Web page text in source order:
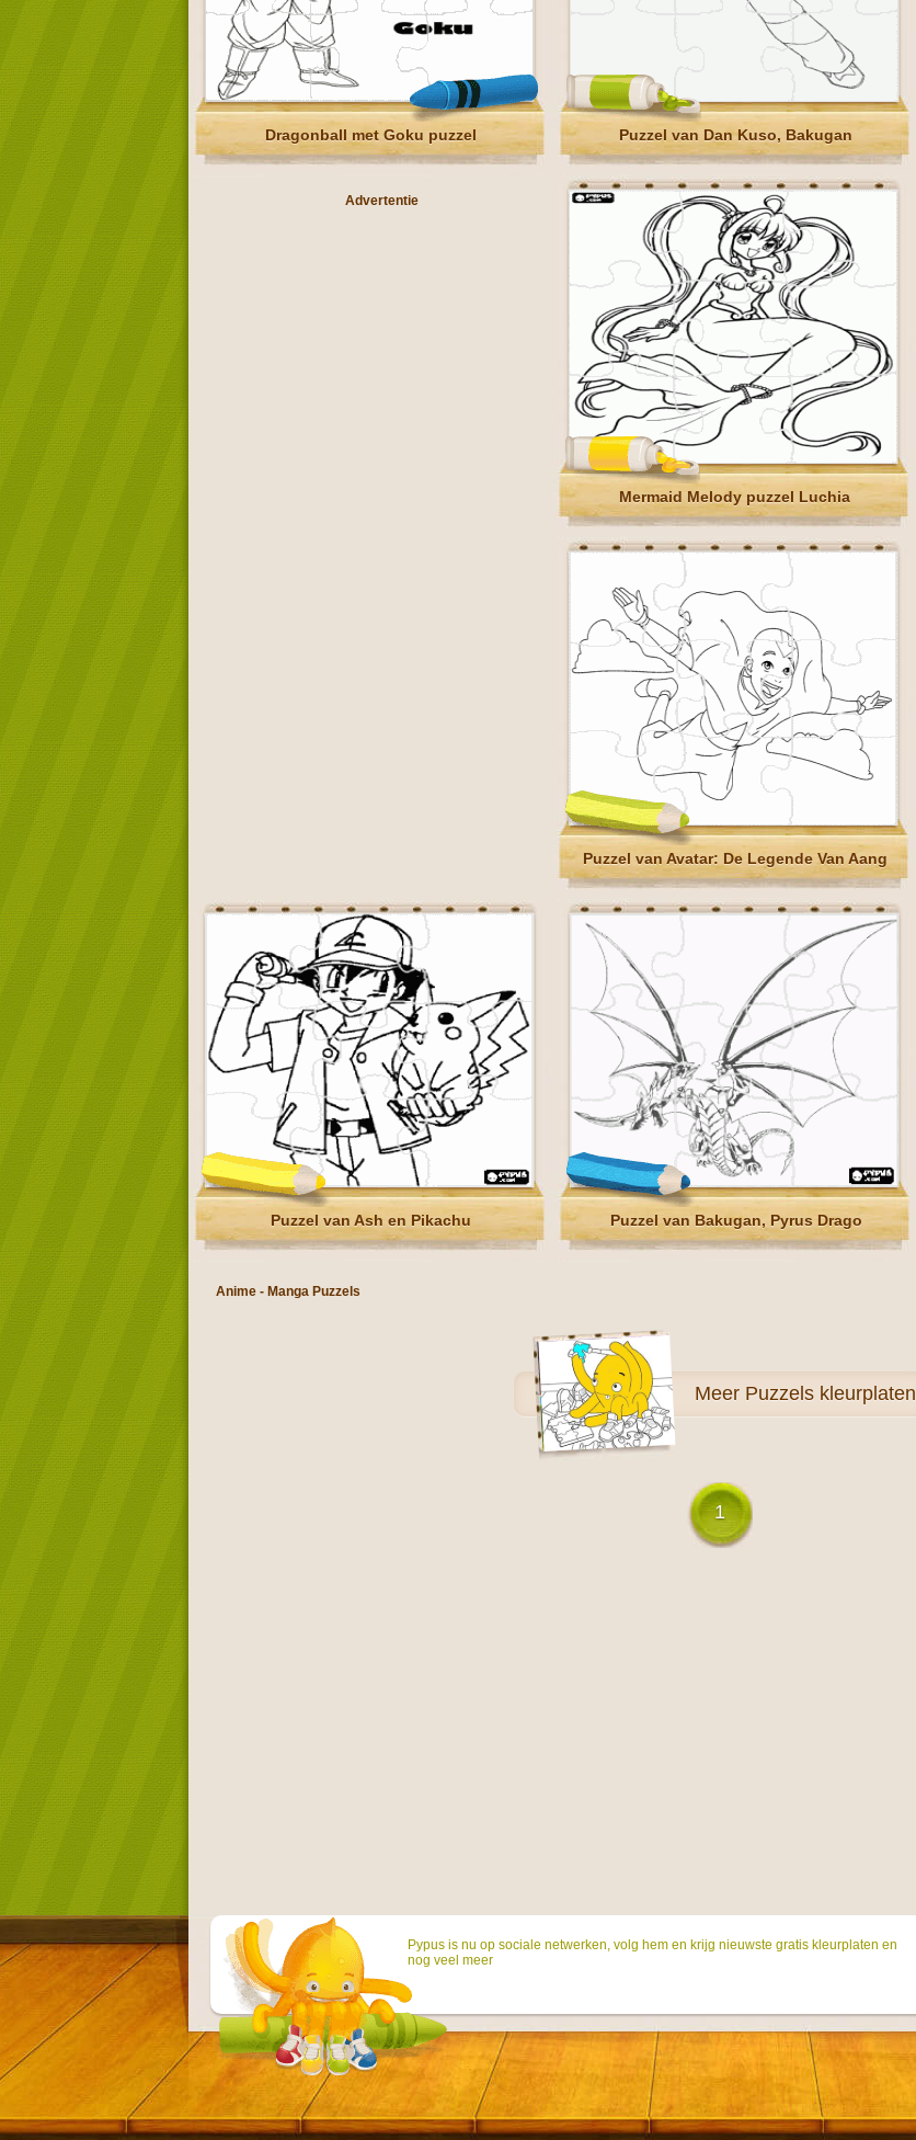
Dragonball met Goku puzzel Puzzel van Dan Kuso, Bakugan
Advertentie
Mermaid Melody puzzel Luchia
Puzzel van Avatar: De Legende Van Aang
Puzzel van Ash en Pikachu Puzzel van Bakugan, Pyrus Drago
Anime - Manga Puzzels
Meer Puzzels kleurplaten
1
Pypus is nu op sociale netwerken, volg hem en krijg nieuwste gratis kleurplaten en
nog veel meer